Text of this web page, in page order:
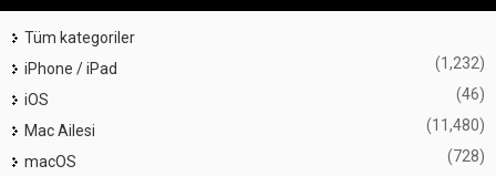
Tüm kategoriler
iPhone / iPad
(1,232)
iOS (46)
Mac Ailesi (11,480)
macOS (728)